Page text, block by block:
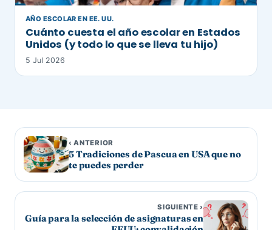
AÑO ESCOLAR EN EE. UU.
Cuánto cuesta el año escolar en Estados
Unidos (y todo lo que se lleva tu hijo)
5 Jul 2026
‹ ANTERIOR
5 Tradiciones de Pascua en USA que no
te puedes perder
SIGUIENTE ›
Guía para la selección de asignaturas en